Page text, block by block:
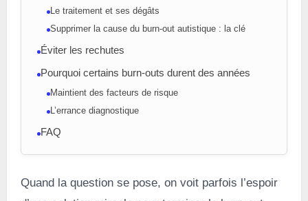
Le traitement et ses dégâts
Supprimer la cause du burn-out autistique : la clé
Éviter les rechutes
Pourquoi certains burn-outs durent des années
Maintient des facteurs de risque
L’errance diagnostique
FAQ
Quand la question se pose, on voit parfois l’espoir